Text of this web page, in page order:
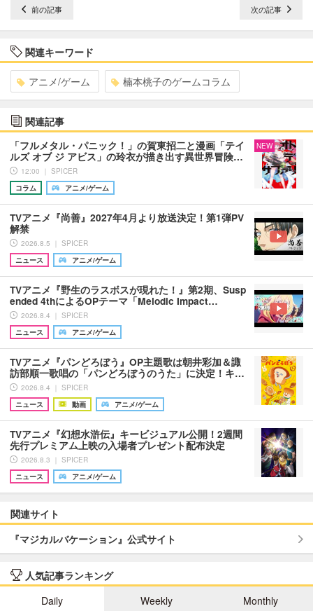
前の記事 次の記事
関連キーワード
アニメ/ゲーム 楠本桃子のゲームコラム
関連記事
「フルメタル・パニック！」の賀東招二と漫画「テイ
ルズ オブ ジ アビス」の玲衣が描き出す異世界冒険…
12:00 ｜ SPICER
コラム
アニメ/ゲーム
NEW
TVアニメ『尚善』2027年4月より放送決定！第1弾PV
解禁
2026.8.5 ｜ SPICER
ニュース
アニメ/ゲーム
TVアニメ『野生のラスボスが現れた！』第2期、Susp
ended 4thによるOPテーマ「Melodic Impact…
2026.8.4 ｜ SPICER
ニュース
アニメ/ゲーム
TVアニメ『パンどろぼう』OP主題歌は朝井彩加＆諏
訪部順一歌唱の「パンどろぼうのうた」に決定！キ…
2026.8.4 ｜ SPICER
ニュース
動画 アニメ/ゲーム
TVアニメ『幻想水滸伝』キービジュアル公開！2週間
先行プレミアム上映の入場者プレゼント配布決定
2026.8.3 ｜ SPICER
ニュース
アニメ/ゲーム
関連サイト
『マジカルバケーション』公式サイト
人気記事ランキング
Daily
Weekly Monthly